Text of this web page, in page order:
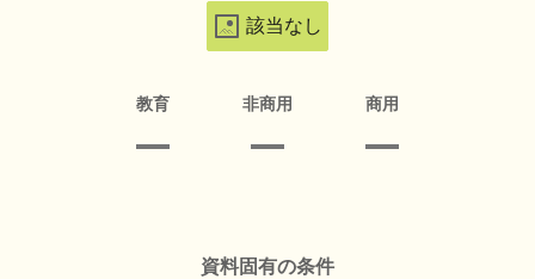
該当なし
教育 非商用 商用
資料固有の条件